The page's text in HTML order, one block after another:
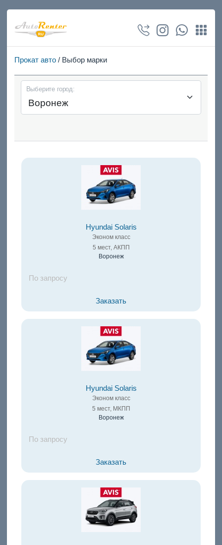
Прокат авто/ Выбор марки
Выберите город:
Hyundai Solaris
Эконом класс
5 мест, АКПП
Воронеж
По запросу
Заказать
Hyundai Solaris
Эконом класс
5 мест, МКПП
Воронеж
По запросу
Заказать